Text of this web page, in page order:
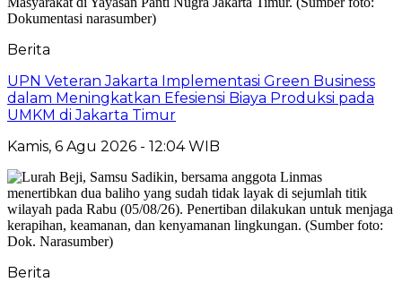
Berita
UPN Veteran Jakarta Implementasi Green Business
dalam Meningkatkan Efesiensi Biaya Produksi pada
UMKM di Jakarta Timur
Kamis, 6 Agu 2026 - 12:04 WIB
Berita